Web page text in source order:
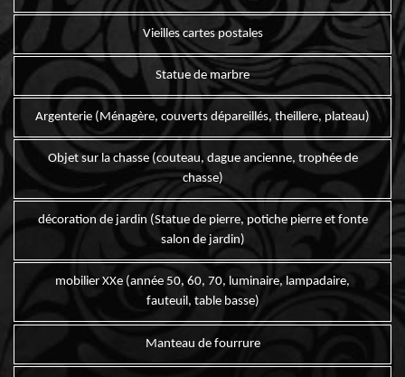
Vieilles cartes postales
Statue de marbre
Argenterie (Ménagère, couverts dépareillés, theillere, plateau)
Objet sur la chasse (couteau, dague ancienne, trophée de
chasse)
décoration de jardin (Statue de pierre, potiche pierre et fonte
salon de jardin)
mobilier XXe (année 50, 60, 70, luminaire, lampadaire,
fauteuil, table basse)
Manteau de fourrure